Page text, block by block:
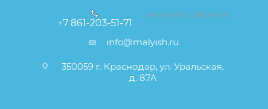
+7 861-203-51-71
ЗАКАЗАТЬ ЗВОНОК
info@malyish.ru
350059 г. Краснодар, ул. Уральская,
д. 87А